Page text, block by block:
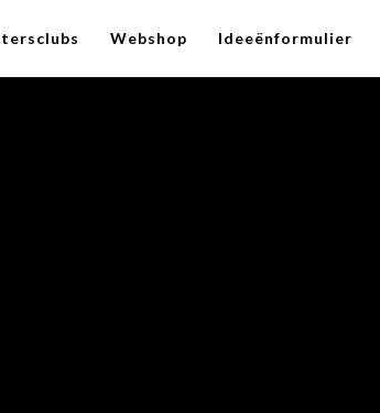
Webshop Ideeënformulier